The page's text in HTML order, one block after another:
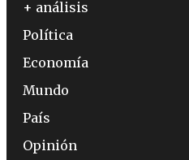
+ análisis
Política
Economía
Mundo
País
Opinión